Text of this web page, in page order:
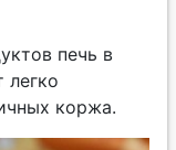
печь в
коржа.